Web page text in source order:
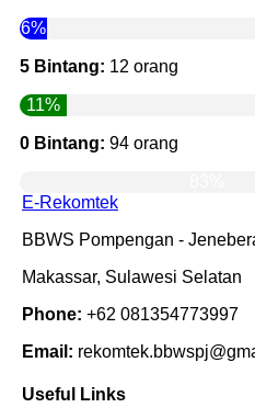
6%
5 Bintang: 12 orang
11%
0 Bintang: 94 orang
E-Rekomtek
BBWS Pompengan -
Makassar, Sulawesi Selatan
Phone: +62 081354773997
Email:
Useful Links